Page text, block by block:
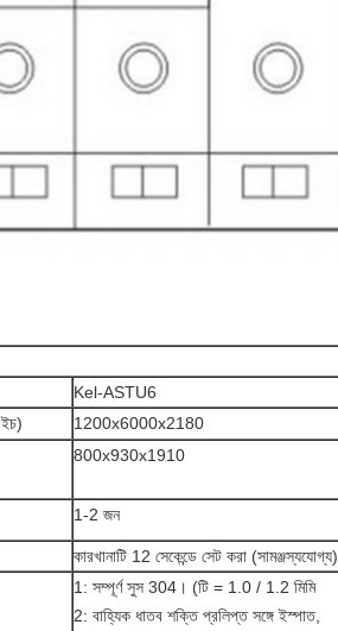
Kel-ASTU6
1200x6000x2180
800x930x1910
1-2 জন
কারখানাটি 12 সেকেন্ডে সেট করা (সামঞ্জস্যযোগ্য)
1: সম্পূর্ণ সুস 304। (টি = 1.0 / 1.2 মিমি
2: বাহ্যিক ধাতব শক্তি প্রলিপ্ত সঙ্গে ইস্পাত,